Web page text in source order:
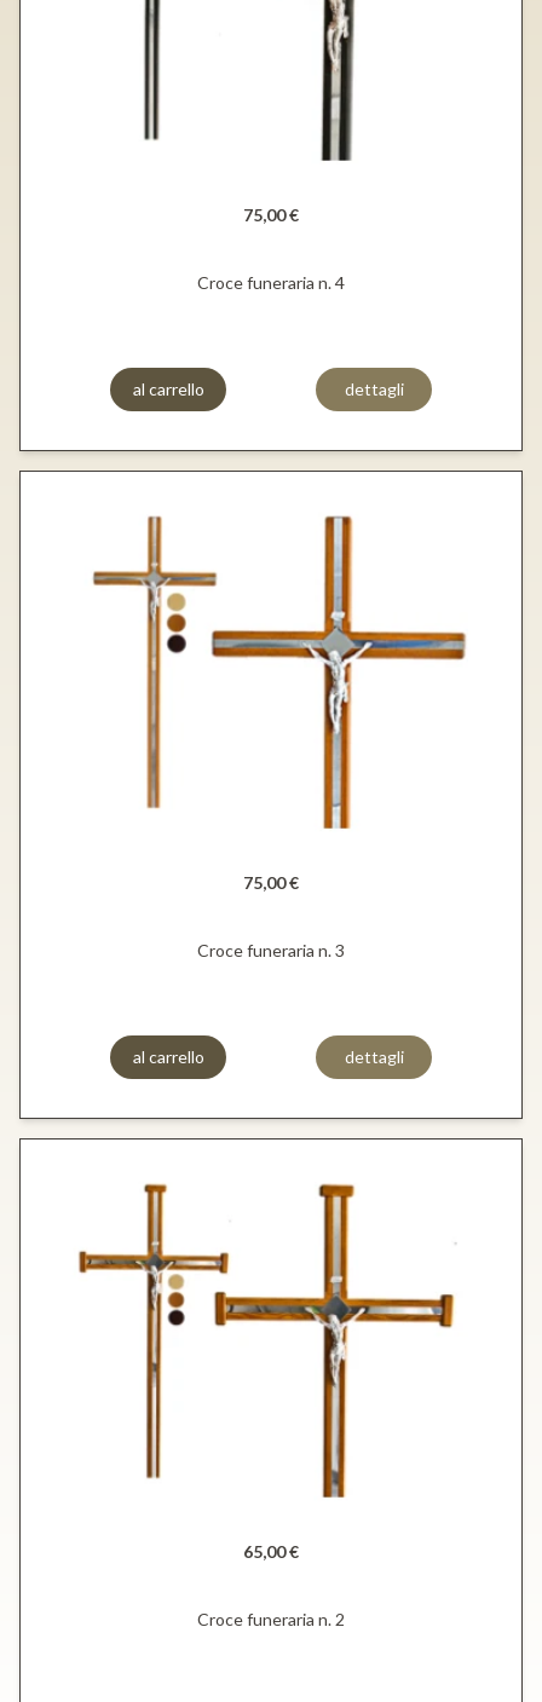
75,00 €
Croce funeraria n. 4
al carrello dettagli
75,00 €
Croce funeraria n. 3
al carrello dettagli
65,00 €
Croce funeraria n. 2